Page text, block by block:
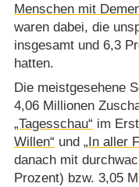
Menschen mit
waren dabei, die
insgesamt und 6,3
hatten.
Die meistgesehene
4,06 Millionen
„Tagesschau“ im
Willen“ und „In aller
danach mit
Prozent) bzw. 3,05